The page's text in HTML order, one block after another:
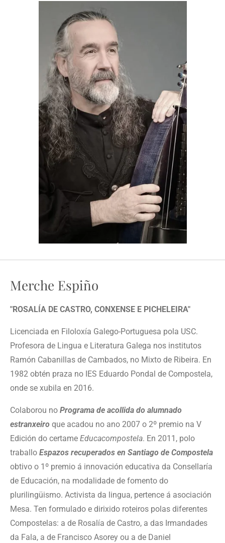
Merche Espiño
"ROSALÍA DE CASTRO, CONXENSE E PICHELEIRA"
Licenciada en Filoloxía Galego-Portuguesa pola USC.
Profesora de Lingua e Literatura Galega nos institutos
Ramón Cabanillas de Cambados, no Mixto de Ribeira. En
1982 obtén praza no IES Eduardo Pondal de Compostela,
onde se xubila en 2016.
Colaborou no Programa de acollida do alumnado
estranxeiro que acadou no ano 2007 o 2º premio na V
Edición do certame Educacompostela. En 2011, polo
traballo Espazos recuperados en Santiago de Compostela
obtivo o 1º premio á innovación educativa da Consellaría
de Educación, na modalidade de fomento do
plurilingüismo. Activista da lingua, pertence á asociación
Mesa. Ten formulado e dirixido roteiros polas diferentes
Compostelas: a de Rosalía de Castro, a das Irmandades
da Fala, a de Francisco Asorey ou a de Daniel